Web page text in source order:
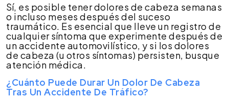
Sí, es posible tener dolores de cabeza semanas
o incluso meses después del suceso
traumático. Es esencial que lleve un registro de
cualquier síntoma que experimente después de
un accidente automovilístico, y si los dolores
de cabeza (u otros síntomas) persisten, busque
atención médica.
¿Cuánto Puede Durar Un Dolor De Cabeza
Tras Un Accidente De Tráfico?